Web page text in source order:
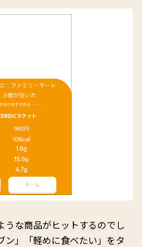
うな商品がヒットするのでし
ン」「軽めに食べたい」をタ